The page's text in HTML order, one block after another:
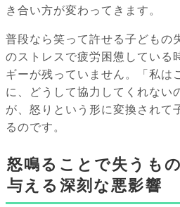
き合い方が変わってきます。
普段なら笑って許せる子どもの
のストレスで疲労困憊している
ギーが残っていません。「私は
に、どうして協力してくれない
が、怒りという形に変換されて
るのです。
怒鳴ることで失うも
与える深刻な悪影響